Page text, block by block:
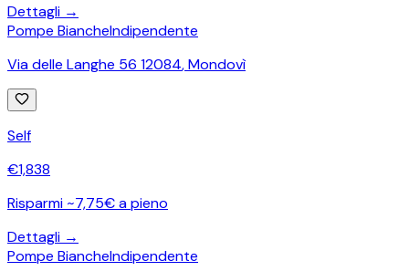
Dettagli →
Pompe BiancheIndipendente
Via delle Langhe 56 12084,Mondovì
Self
€1,838
Risparmi ~7,75€ a pieno
Dettagli →
Pompe BiancheIndipendente